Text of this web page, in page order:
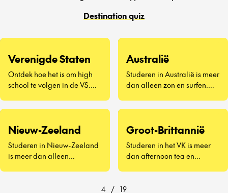
Destination quiz
Verenigde Staten
Ontdek hoe het is om high
school te volgen in de VS.
tot schooltrots, homecoming-
weekend. Je dompelt je
onder in een cultuur die je
tot nu toe alleen uit films
Australië
Studeren in Australië is meer
dan alleen zon en surfen.
ontdekken hoe het is om aan
wereld naar school te gaan.
Of je nu in een stad aan de
kust woont of in een kleine
Nieuw-Zeeland
Studeren in Nieuw-Zeeland
is meer dan alleen
Groot-Brittannië
Studeren in het VK is meer
dan afternoon tea en
is een kans om het leven als
4 / 19